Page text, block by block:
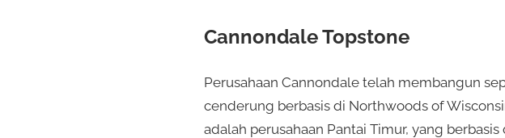
Cannondale Topstone
Perusahaan Cannondale telah membangun
cenderung berbasis di Northwoods of
adalah perusahaan Pantai Timur, yang